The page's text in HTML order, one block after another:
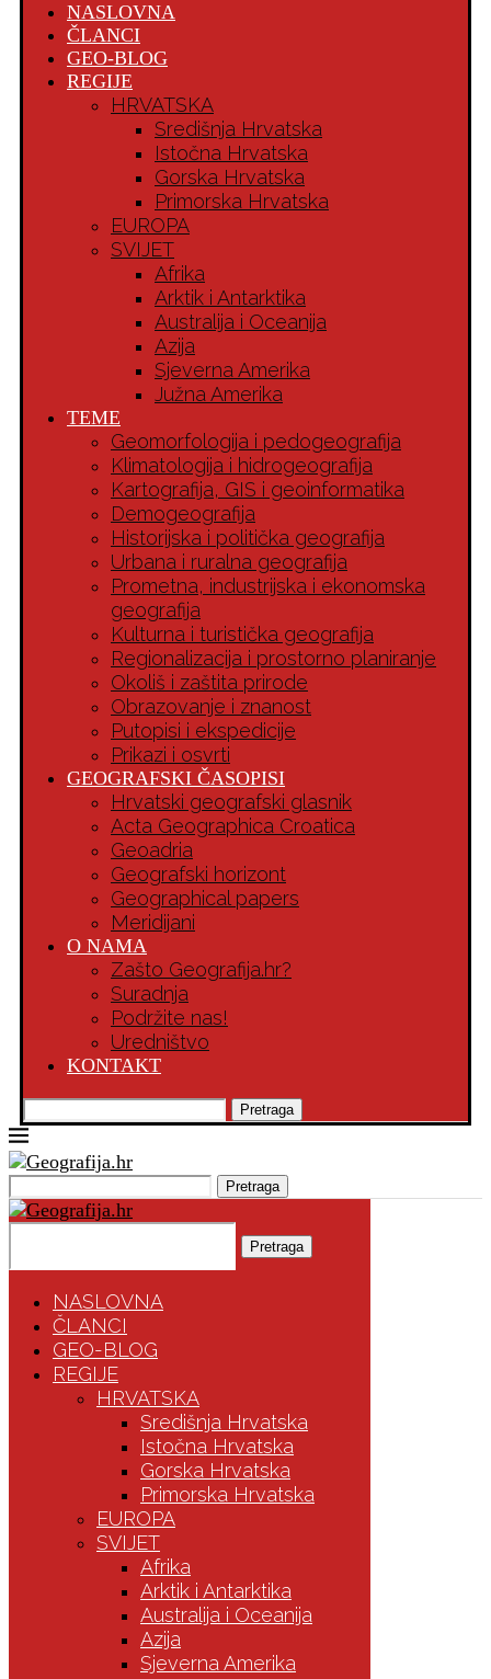
NASLOVNA
ČLANCI
GEO-BLOG
REGIJE
HRVATSKA
Središnja Hrvatska
Istočna Hrvatska
Gorska Hrvatska
Primorska Hrvatska
EUROPA
SVIJET
Afrika
Arktik i Antarktika
Australija i Oceanija
Azija
Sjeverna Amerika
Južna Amerika
TEME
Geomorfologija i pedogeografija
Klimatologija i hidrogeografija
Kartografija, GIS i geoinformatika
Demogeografija
Historijska i politička geografija
Urbana i ruralna geografija
Prometna, industrijska i ekonomska
geografija
Kulturna i turistička geografija
Regionalizacija i prostorno planiranje
Okoliš i zaštita prirode
Obrazovanje i znanost
Putopisi i ekspedicije
Prikazi i osvrti
GEOGRAFSKI ČASOPISI
Hrvatski geografski glasnik
Acta Geographica Croatica
Geoadria
Geografski horizont
Geographical papers
Meridijani
O NAMA
Zašto Geografija.hr?
Suradnja
Podržite nas!
Uredništvo
KONTAKT
Pretraga
Pretraga
Pretraga
NASLOVNA
ČLANCI
GEO-BLOG
REGIJE
HRVATSKA
Središnja Hrvatska
Istočna Hrvatska
Gorska Hrvatska
Primorska Hrvatska
EUROPA
SVIJET
Afrika
Arktik i Antarktika
Australija i Oceanija
Azija
Sjeverna Amerika